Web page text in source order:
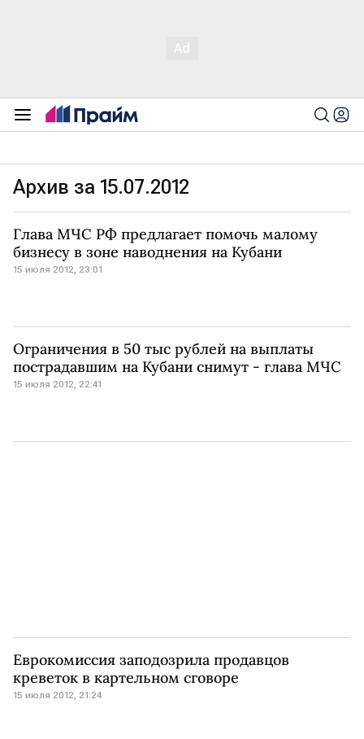
Архив за 15.07.2012
Глава МЧС РФ предлагает помочь малому
бизнесу в зоне наводнения на Кубани
15 июля 2012, 23:01
Ограничения в 50 тыс рублей на выплаты
пострадавшим на Кубани снимут - глава МЧС
15 июля 2012, 22:41
Еврокомиссия заподозрила продавцов
креветок в картельном сговоре
15 июля 2012, 21:24